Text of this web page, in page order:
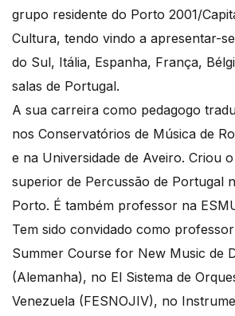
grupo residente do Porto 2001/
Cultura, tendo vindo a apresentar-
do Sul, Itália, Espanha, França,
salas de Portugal.
A sua carreira como pedagogo
nos Conservatórios de Música de
e na Universidade de Aveiro. Criou
superior de Percussão de Portugal
Porto. É também professor na
Tem sido convidado como
Summer Course for New Music de
(Alemanha), no El Sistema de
Venezuela (FESNOJIV), no